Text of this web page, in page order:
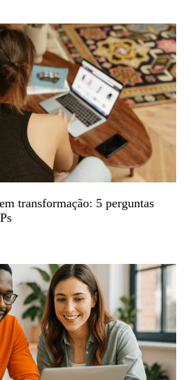
transformação: 5 perguntas